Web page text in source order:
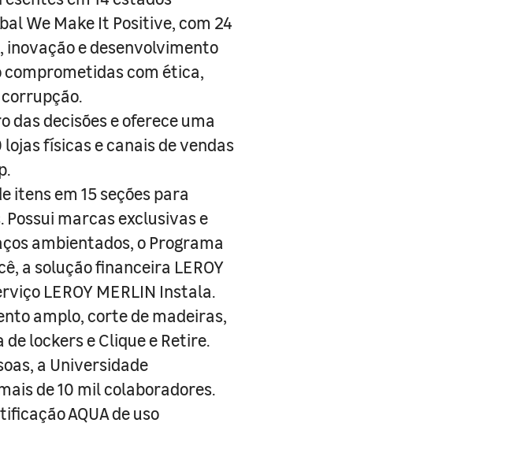
We Make It Positive, com 24
e desenvolvimento
comprometidas com ética,
das decisões e oferece uma
físicas e canais de vendas
itens em 15 seções para
marcas exclusivas e
ambientados, o Programa
a solução financeira LEROY
LEROY MERLIN Instala.
amplo, corte de madeiras,
lockers e Clique e Retire.
a Universidade
de 10 mil colaboradores.
AQUA de uso